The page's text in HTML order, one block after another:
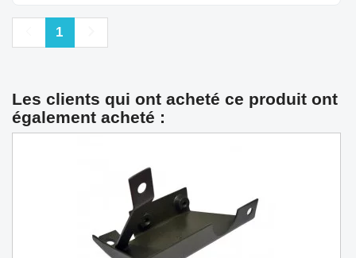
Précédent
1
Les clients qui ont acheté ce produit ont
également acheté :